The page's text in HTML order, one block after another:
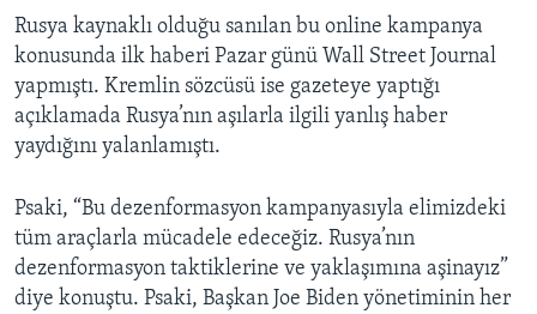
Rusya kaynaklı olduğu sanılan bu online kampanya
konusunda ilk haberi Pazar günü Wall Street Journal
yapmıştı. Kremlin sözcüsü ise gazeteye yaptığı
açıklamada Rusya’nın aşılarla ilgili yanlış haber
yaydığını yalanlamıştı.
Psaki, “Bu dezenformasyon kampanyasıyla elimizdeki
tüm araçlarla mücadele edeceğiz. Rusya’nın
dezenformasyon taktiklerine ve yaklaşımına aşinayız”
diye konuştu. Psaki, Başkan Joe Biden yönetiminin her